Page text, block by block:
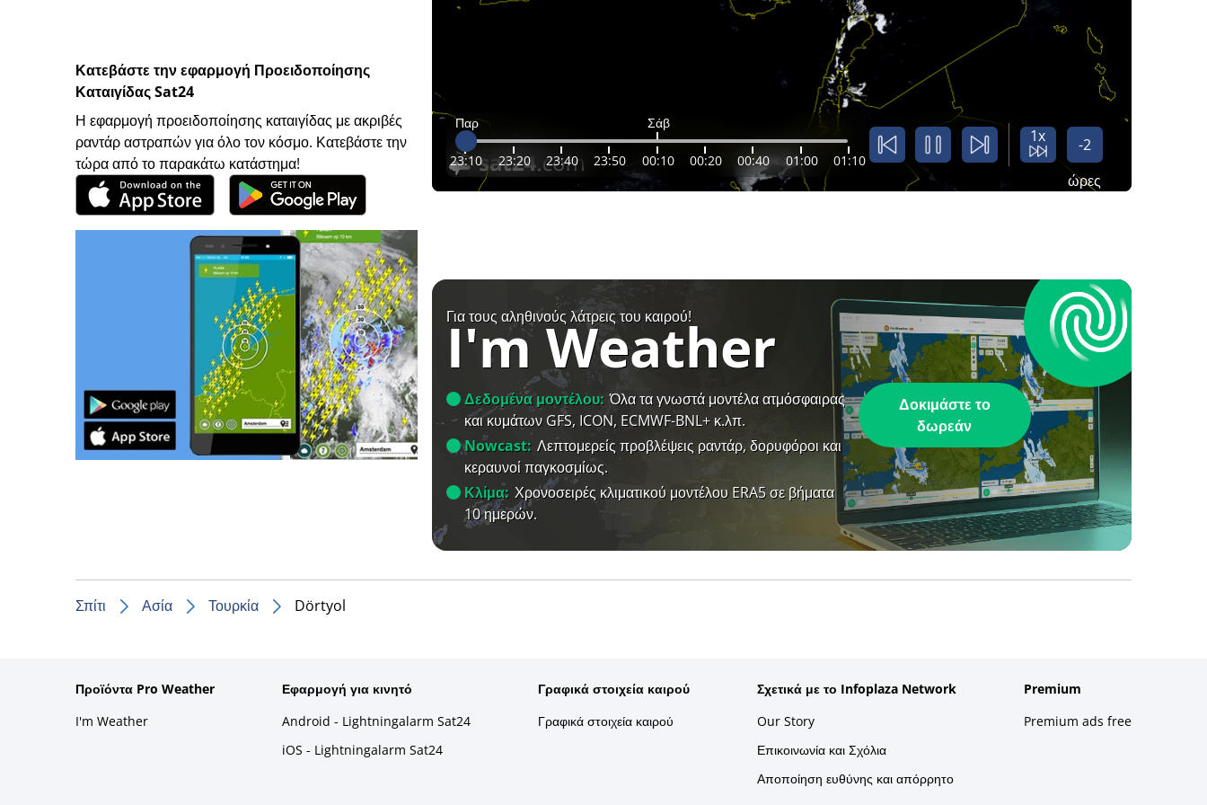
Κατεβάστε την εφαρμογή Προειδοποίησης
Καταιγίδας Sat24
Η εφαρμογή προειδοποίησης καταιγίδας με ακριβές
ραντάρ αστραπών για όλο τον κόσμο. Κατεβάστε την
τώρα από το παρακάτω κατάστημα!
Παρ Σάβ
23:10 23:20 23:40 23:50 00:10 00:20 00:40 01:00 01:10
1x
-2
ώρες
Για τους αληθινούς λάτρεις του καιρού!
I'm Weather
Δεδομένα μοντέλου: Όλα τα γνωστά μοντέλα ατμόσφαιρας
και κυμάτων GFS, ICON, ECMWF-BNL+ κ.λπ.
Nowcast: Λεπτομερείς προβλέψεις ραντάρ, δορυφόροι και
κεραυνοί παγκοσμίως.
Κλίμα: Χρονοσειρές κλιματικού μοντέλου ERA5 σε βήματα
10 ημερών.
Δοκιμάστε το
δωρεάν
Σπίτι Ασία Τουρκία Dörtyol
Προϊόντα Pro Weather
I'm Weather
Εφαρμογή για κινητό
Android - Lightningalarm Sat24
iOS - Lightningalarm Sat24
Γραφικά στοιχεία καιρού
Γραφικά στοιχεία καιρού
Σχετικά με το Infoplaza Network
Our Story
Επικοινωνία και Σχόλια
Αποποίηση ευθύνης και απόρρητο
Premium
Premium ads free